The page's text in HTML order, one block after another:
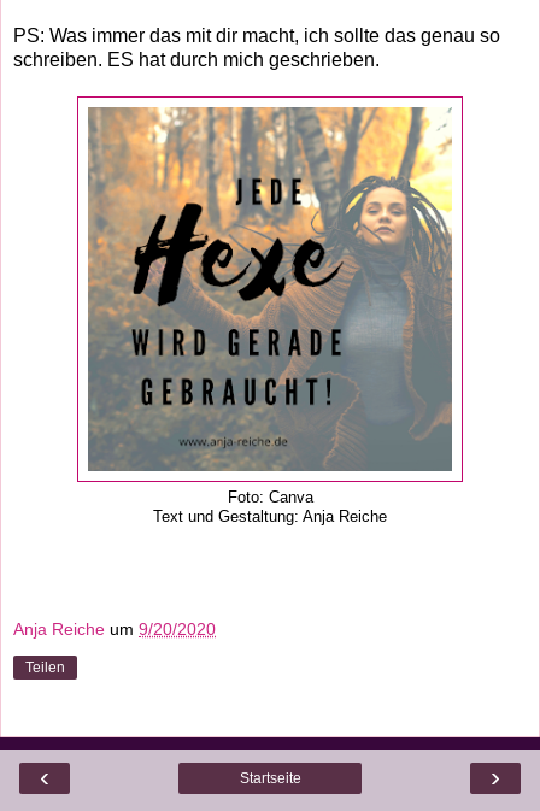
PS: Was immer das mit dir macht, ich sollte das genau so
schreiben. ES hat durch mich geschrieben.
Foto: Canva
Text und Gestaltung: Anja Reiche
Anja Reiche um 9/20/2020
Teilen
‹ ›
Startseite